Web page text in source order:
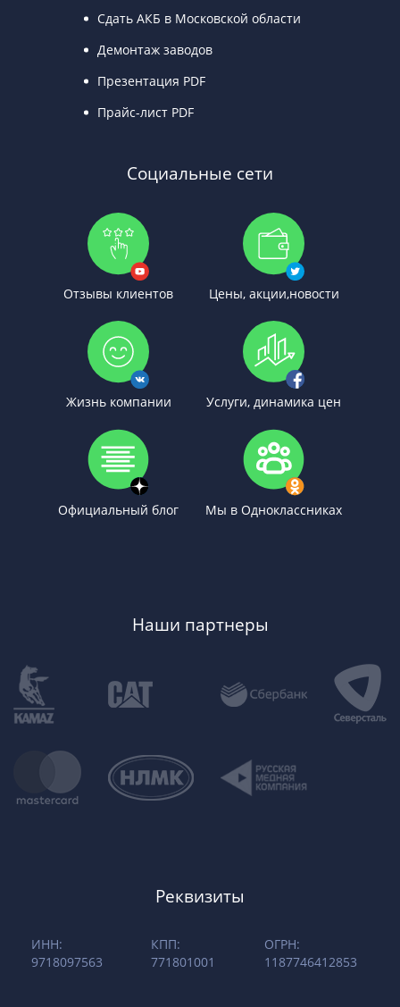
Сдать АКБ в Московской области
Демонтаж заводов
Презентация PDF
Прайс-лист PDF
Социальные сети
Отзывы клиентов Цены, акции,новости
Жизнь компании Услуги, динамика цен
Официальный блог Мы в Одноклассниках
Наши партнеры
Реквизиты
ИНН:
9718097563
КПП:
771801001
ОГРН:
1187746412853